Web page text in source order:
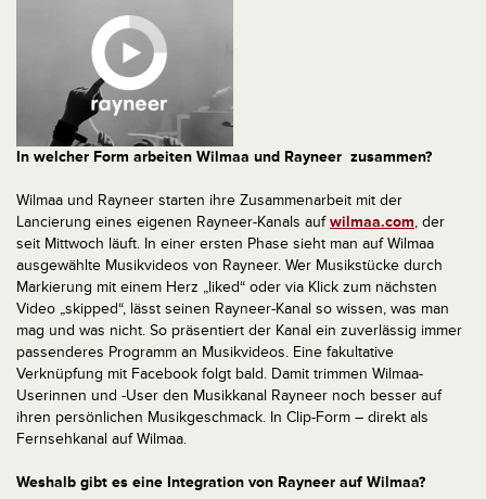
In welcher Form arbeiten Wilmaa und Rayneer zusammen?
Wilmaa und Rayneer starten ihre Zusammenarbeit mit der
Lancierung eines eigenen Rayneer-Kanals aufwilmaa.com, der
seit Mittwoch läuft. In einer ersten Phase sieht man auf Wilmaa
ausgewählte Musikvideos von Rayneer. Wer Musikstücke durch
Markierung mit einem Herz „liked“ oder via Klick zum nächsten
Video „skipped“, lässt seinen Rayneer-Kanal so wissen, was man
mag und was nicht. So präsentiert der Kanal ein zuverlässig immer
passenderes Programm an Musikvideos. Eine fakultative
Verknüpfung mit Facebook folgt bald. Damit trimmen Wilmaa-
Userinnen und -User den Musikkanal Rayneer noch besser auf
ihren persönlichen Musikgeschmack. In Clip-Form – direkt als
Fernsehkanal auf Wilmaa.
Weshalb gibt es eine Integration von Rayneer auf Wilmaa?